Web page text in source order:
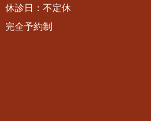
休診日：不定休
完全予約制